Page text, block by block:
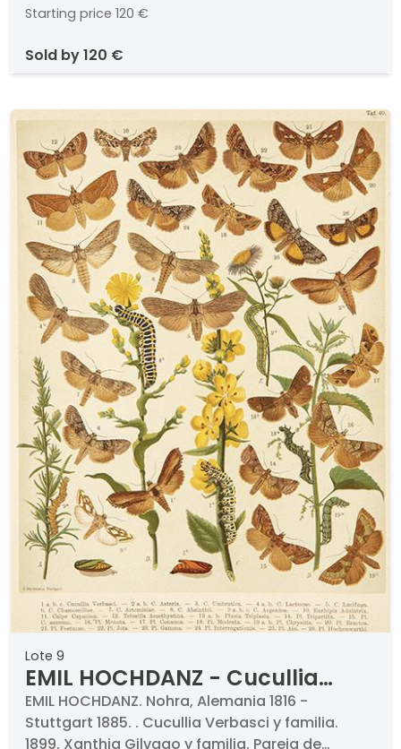
paspartú. . Proceden de la obra "Historia
Starting price 120 €
sold by120 €
Lote 9
EMIL HOCHDANZ - Cucullia
Verbasci y familia Xanthia
Gilvago y familia
EMIL HOCHDANZ. Nohra, Alemania 1816 -
Stuttgart 1885. . Cucullia Verbasci y familia.
1899. Xanthia Gilvago y familia. Pareja de